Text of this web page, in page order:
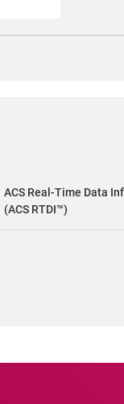
ACS Real-Time Data
(ACS RTDI™)